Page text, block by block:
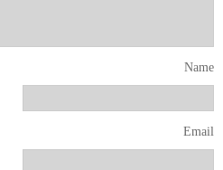
Name
Email